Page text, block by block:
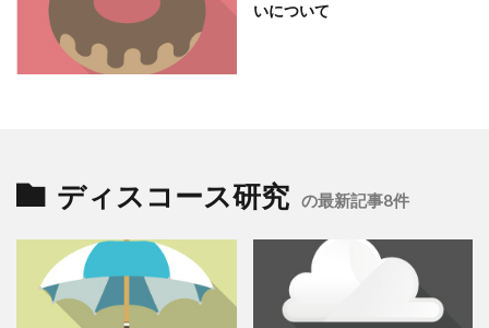
いについて
ディスコース研究 の最新記事8件